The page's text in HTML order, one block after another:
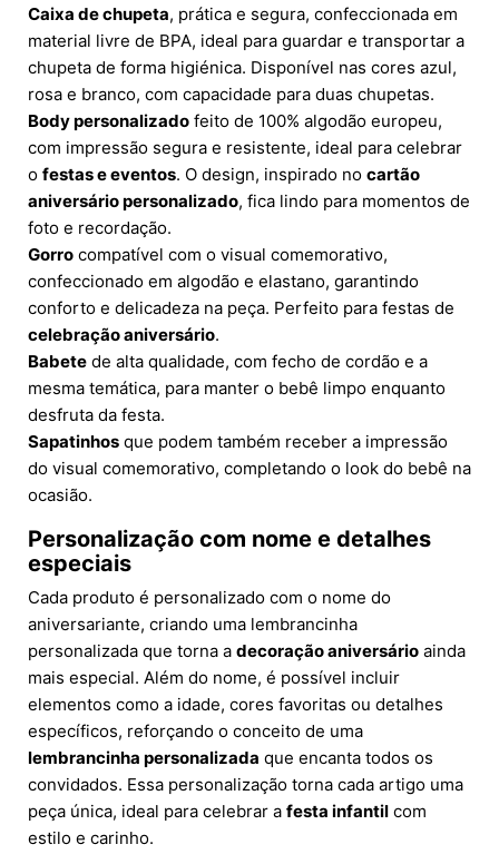
Caixa de chupeta, prática e segura, confeccionada em
material livre de BPA, ideal para guardar e transportar a
chupeta de forma higiénica. Disponível nas cores azul,
rosa e branco, com capacidade para duas chupetas.
Body personalizado feito de 100% algodão europeu,
com impressão segura e resistente, ideal para celebrar
o festas e eventos. O design, inspirado no cartão
aniversário personalizado, fica lindo para momentos de
foto e recordação.
Gorro compatível com o visual comemorativo,
confeccionado em algodão e elastano, garantindo
conforto e delicadeza na peça. Perfeito para festas de
celebração aniversário.
Babete de alta qualidade, com fecho de cordão e a
mesma temática, para manter o bebê limpo enquanto
desfruta da festa.
Sapatinhos que podem também receber a impressão
do visual comemorativo, completando o look do bebê na
ocasião.
Personalização com nome e detalhes
especiais
Cada produto é personalizado com o nome do
aniversariante, criando uma lembrancinha
personalizada que torna a decoração aniversário ainda
mais especial. Além do nome, é possível incluir
elementos como a idade, cores favoritas ou detalhes
específicos, reforçando o conceito de uma
lembrancinha personalizada que encanta todos os
convidados. Essa personalização torna cada artigo uma
peça única, ideal para celebrar a festa infantil com
estilo e carinho.